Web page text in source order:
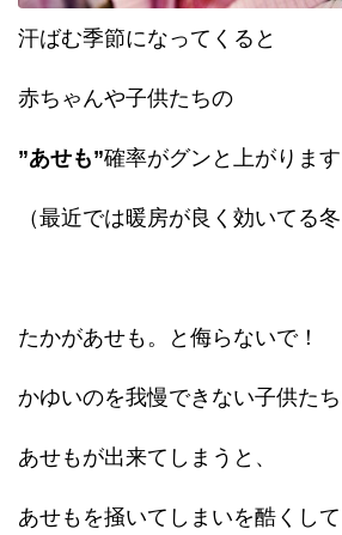
汗ばむ季節になってくると
赤ちゃんや子供たちの
”あせも”確率がグンと上がります
（最近では暖房が良く効いてる
たかがあせも。と侮らないで！
かゆいのを我慢できない子供た
あせもが出来てしまうと、
あせもを掻いてしまいを酷くして